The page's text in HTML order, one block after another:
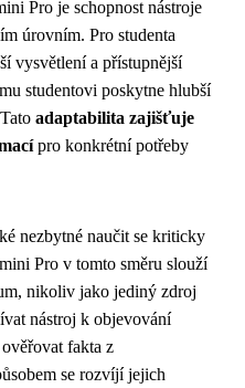
Pro je schopnost nástroje
úrovním. Pro studenta
vysvětlení a přístupnější
studentovi poskytne hlubší
adaptabilita zajišťuje
pro konkrétní potřeby
nezbytné naučit se kriticky
Pro v tomto směru slouží
nikoliv jako jediný zdroj
nástroj k objevování
fakta z
se rozvíjí jejich